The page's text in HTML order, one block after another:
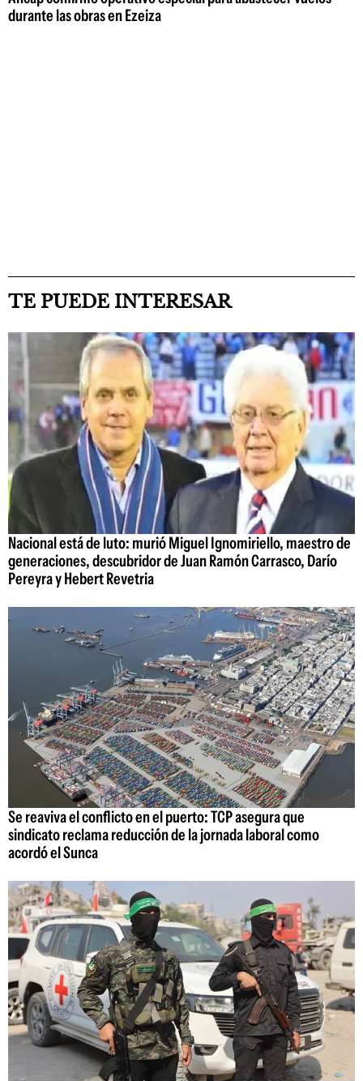
durante las obras en Ezeiza
TE PUEDE INTERESAR
Nacional está de luto: murió Miguel Ignomiriello, maestro de
generaciones, descubridor de Juan Ramón Carrasco, Darío
Pereyra y Hebert Revetria
Se reaviva el conflicto en el puerto: TCP asegura que
sindicato reclama reducción de la jornada laboral como
acordó el Sunca